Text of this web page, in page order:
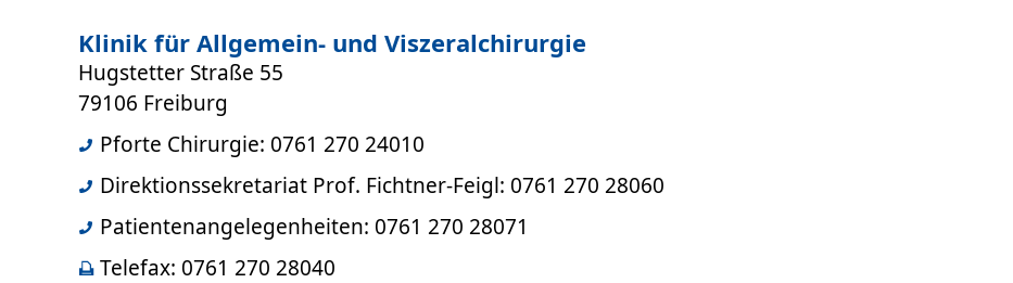
Klinik für Allgemein- und Viszeralchirurgie
Hugstetter Straße 55
79106 Freiburg
Pforte Chirurgie: 0761 270 24010
Direktionssekretariat Prof. Fichtner-Feigl: 0761 270 28060
Patientenangelegenheiten: 0761 270 28071
Telefax: 0761 270 28040